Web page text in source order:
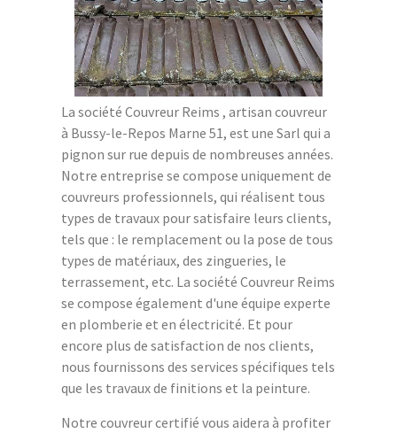
La société Couvreur Reims , artisan couvreur
à Bussy-le-Repos Marne 51, est une Sarl qui a
pignon sur rue depuis de nombreuses années.
Notre entreprise se compose uniquement de
couvreurs professionnels, qui réalisent tous
types de travaux pour satisfaire leurs clients,
tels que : le remplacement ou la pose de tous
types de matériaux, des zingueries, le
terrassement, etc. La société Couvreur Reims
se compose également d'une équipe experte
en plomberie et en électricité. Et pour
encore plus de satisfaction de nos clients,
nous fournissons des services spécifiques tels
que les travaux de finitions et la peinture.
Notre couvreur certifié vous aidera à profiter